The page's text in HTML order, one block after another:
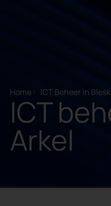
Home ICT Beheer in
ICT
Arkel